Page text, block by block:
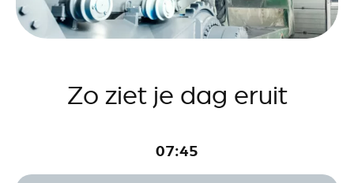
Zo ziet je dag eruit
07:45